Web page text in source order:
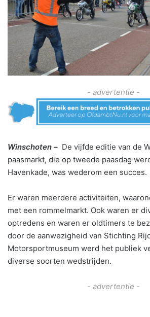
- advertentie -
Winschoten – De vijfde editie van de
paasmarkt, die op tweede paasdag
Havenkade, was wederom een succes.
Er waren meerdere activiteiten,
met een rommelmarkt. Ook waren er
optredens en waren er oldtimers te
door de aanwezigheid van Stichting
Motorsportmuseum werd het publiek
diverse soorten wedstrijden.
- advertentie -